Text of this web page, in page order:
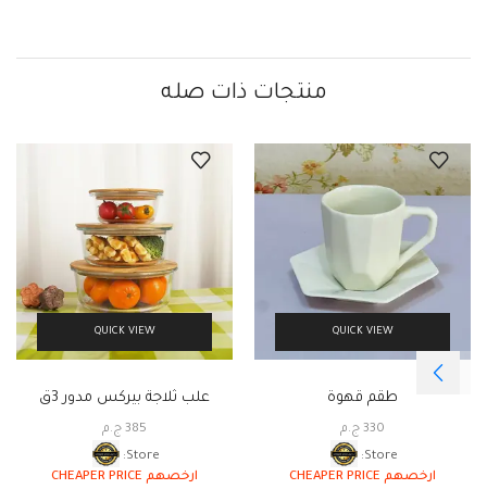
منتجات ذات صله
QUICK VIEW
طقم قهوة
330 ج.م
Store:
ارخصهم CHEAPER PRICE
QUICK VIEW
علب ثلاجة بيركس مدور 3ق
385 ج.م
Store:
ارخصهم CHEAPER PRICE